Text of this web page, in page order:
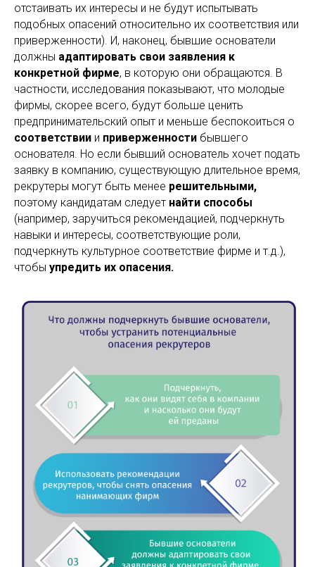
отстаивать их интересы и не будут испытывать
подобных опасений относительно их соответствия или
приверженности). И, наконец, бывшие основатели
должны адаптировать свои заявления к
конкретной фирме, в которую они обращаются. В
частности, исследования показывают, что молодые
фирмы, скорее всего, будут больше ценить
предпринимательский опыт и меньше беспокоиться о
соответствии и приверженности бывшего
основателя. Но если бывший основатель хочет подать
заявку в компанию, существующую длительное время,
рекрутеры могут быть менее решительными,
поэтому кандидатам следует найти способы
(например, заручиться рекомендацией, подчеркнуть
навыки и интересы, соответствующие роли,
подчеркнуть культурное соответствие фирме и т.д.),
чтобы упредить их опасения.